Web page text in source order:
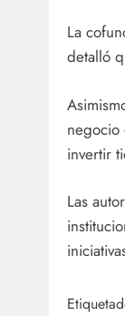
La
detalló
negocio
invertir
Las